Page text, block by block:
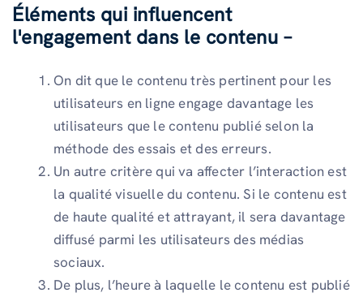
Éléments qui influencent
l'engagement dans le contenu –
On dit que le contenu très pertinent pour les
utilisateurs en ligne engage davantage les
utilisateurs que le contenu publié selon la
méthode des essais et des erreurs.
Un autre critère qui va affecter l’interaction est
la qualité visuelle du contenu. Si le contenu est
de haute qualité et attrayant, il sera davantage
diffusé parmi les utilisateurs des médias
sociaux.
De plus, l’heure à laquelle le contenu est publié